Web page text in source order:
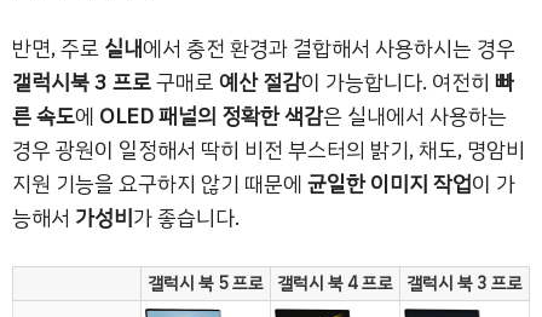
반면, 주로 실내에서 충전 환경과 결합해서 사용하시는 경우
갤럭시북 3 프로구매로예산 절감이 가능합니다. 여전히 빠
른 속도에 OLED 패널의 정확한 색감은 실내에서 사용하는
경우 광원이 일정해서 딱히 비전 부스터의 밝기, 채도, 명암비
지원 기능을 요구하지 않기 때문에균일한 이미지 작업이 가
능해서 가성비가 좋습니다.
갤럭시 북 5 프로 갤럭시 북 4 프로 갤럭시 북 3 프로